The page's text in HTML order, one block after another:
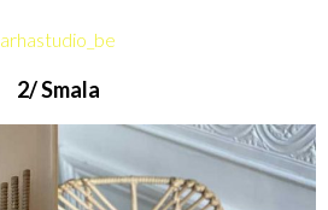
arhastudio_be
2/ Smala